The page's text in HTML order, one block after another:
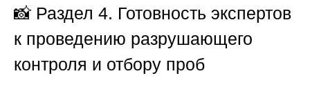
📸 Раздел 4. Готовность экспертов
к проведению разрушающего
контроля и отбору проб